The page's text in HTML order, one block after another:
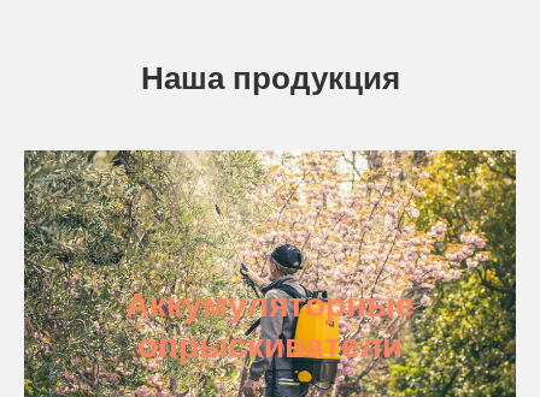
Наша продукция
Аккумуляторные
опрыскиватели